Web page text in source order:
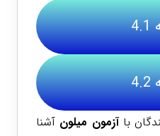
باآزمون میلون آشنا